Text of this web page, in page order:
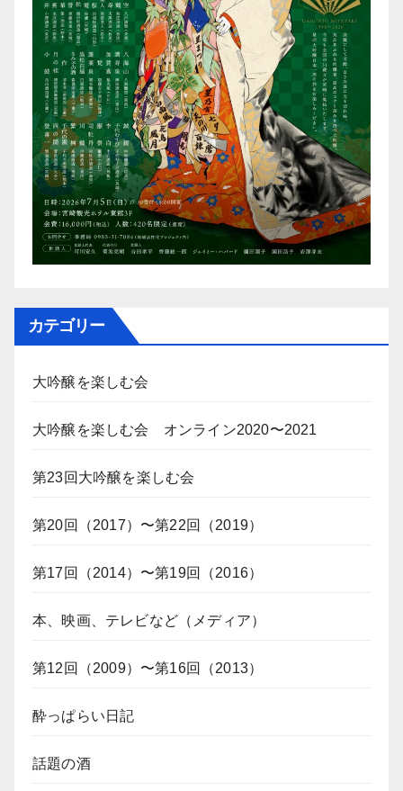
カテゴリー
大吟醸を楽しむ会
大吟醸を楽しむ会 オンライン2020〜2021
第23回大吟醸を楽しむ会
第20回（2017）〜第22回（2019）
第17回（2014）〜第19回（2016）
本、映画、テレビなど（メディア）
第12回（2009）〜第16回（2013）
酔っぱらい日記
話題の酒